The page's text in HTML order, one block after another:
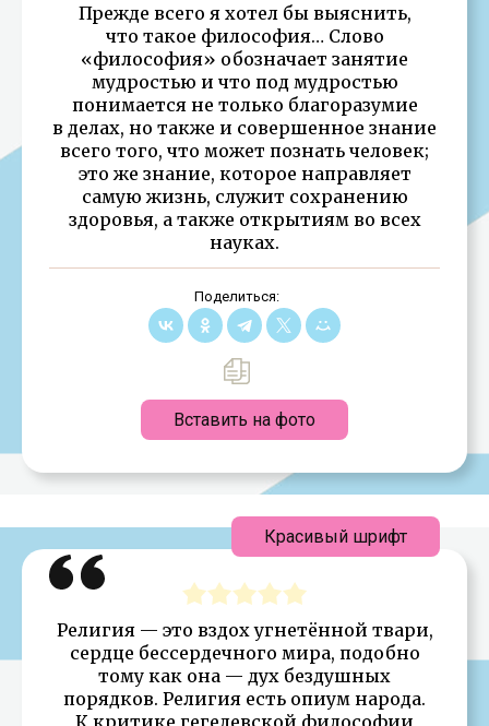
Прежде всего я хотел бы выяснить,
что такое философия… Слово
«философия» обозначает занятие
мудростью и что под мудростью
понимается не только благоразумие
в делах, но также и совершенное знание
всего того, что может познать человек;
это же знание, которое направляет
самую жизнь, служит сохранению
здоровья, а также открытиям во всех
науках.
Поделиться:
Вставить на фото
Религия — это вздох угнетённой твари,
сердце бессердечного мира, подобно
тому как она — дух бездушных
порядков. Религия есть опиум народа.
К критике гегелевской философии
Красивый шрифт